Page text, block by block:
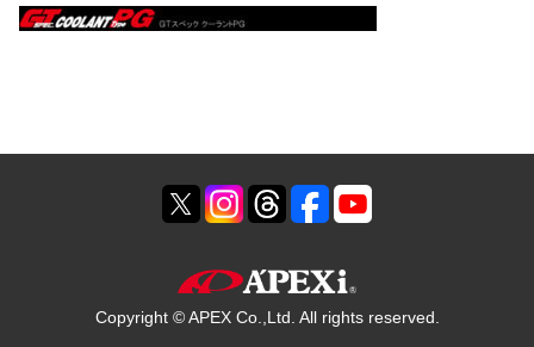
Copyright © APEX Co.,Ltd. All rights reserved.